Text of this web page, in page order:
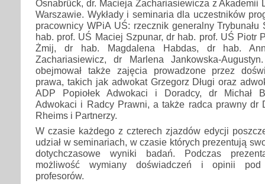
Osnabrück, dr. Macieja Zachariasiewicza z Akademii
Warszawie. Wykłady i seminaria dla uczestników
pracownicy WPiA UŚ: rzecznik generalny
hab. prof. UŚ Maciej Szpunar, dr hab. prof. UŚ Piotr
Żmij, dr hab. Magdalena Habdas, dr hab.
Zachariasiewicz, dr Marlena Jankowska-
obejmował także zajęcia prowadzone przez
prawa, takich jak adwokat Grzegorz Długi oraz
ADP Popiołek Adwokaci i Doradcy, dr Michał
Adwokaci i Radcy Prawni, a także radca prawny dr
Rheims i Partnerzy.
W czasie każdego z czterech zjazdów edycji
udział w seminariach, w czasie których prezentują
dotychczasowe wyniki badań. Podczas
możliwość wymiany doświadczeń i opinii pod
profesorów.